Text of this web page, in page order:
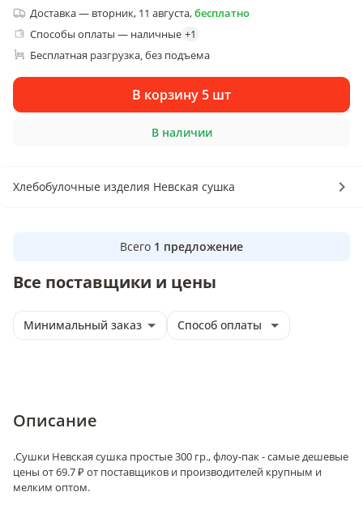
Доставка— вторник, 11 августа,бесплатно
Способы оплаты — наличные +1
Бесплатная разгрузка, без подъема
В корзину 5 шт
В наличии
Хлебобулочные изделия Невская сушка
Всего 1 предложение
Все поставщики и цены
Минимальный заказ Способ оплаты
Описание
.Сушки Невская сушка простые 300 гр., флоу-пак - самые дешевые
цены от 69.7 ₽ от поставщиков и производителей крупным и
мелким оптом.